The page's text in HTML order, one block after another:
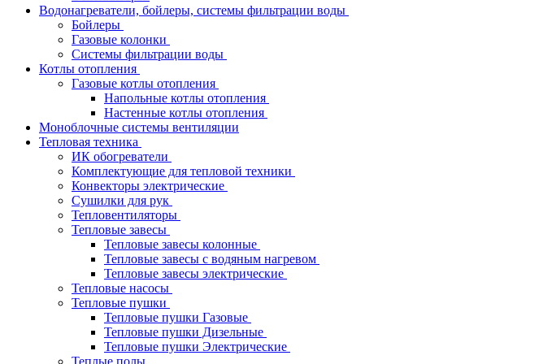
Водонагреватели, бойлеры, системы фильтрации воды
Бойлеры
Газовые колонки
Системы фильтрации воды
Котлы отопления
Газовые котлы отопления
Напольные котлы отопления
Настенные котлы отопления
Моноблочные системы вентиляции
Тепловая техника
ИК обогреватели
Комплектующие для тепловой техники
Конвекторы электрические
Сушилки для рук
Тепловентиляторы
Тепловые завесы
Тепловые завесы колонные
Тепловые завесы с водяным нагревом
Тепловые завесы электрические
Тепловые насосы
Тепловые пушки
Тепловые пушки Газовые
Тепловые пушки Дизельные
Тепловые пушки Электрические
Теплые полы